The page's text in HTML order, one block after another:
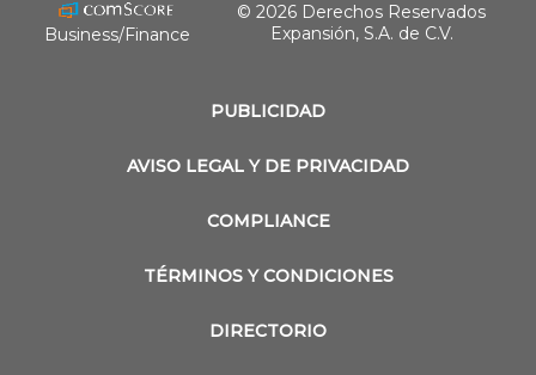
PUBLICIDAD
AVISO LEGAL Y DE PRIVACIDAD
COMPLIANCE
TÉRMINOS Y CONDICIONES
DIRECTORIO
Business/Finance
© 2026 Derechos Reservados
Expansión, S.A. de C.V.